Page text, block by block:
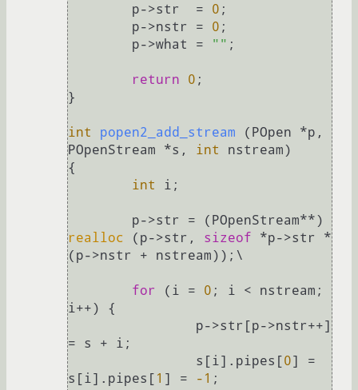
	p->str  =
0 ;
	p->nstr =
0 ;
	p->what =
"" ;
return 0 ;
}
int popen2_add_stream
(POpen *p,
POpenStream *s,
int
nstream)
{
int
i;
realloc (p->str, sizeof *p->str *
(p->nstr + nstream));\
for (i = 0 ; i < nstream;
i++) {
= s + i;
		s[i].pipes[
0] =
s[i].pipes[ 1 ] = -1 ;